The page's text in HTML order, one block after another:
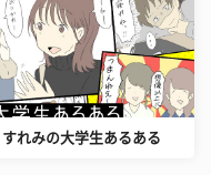
すれみの大学生あるある